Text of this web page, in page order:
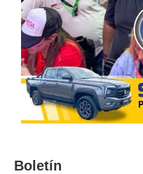
Boletín